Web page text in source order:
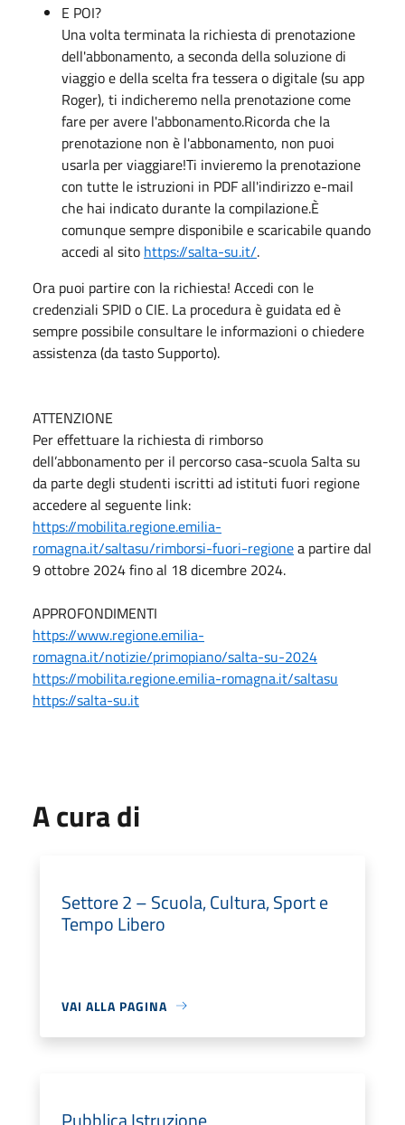
E POI?
Una volta terminata la richiesta di prenotazione
dell'abbonamento, a seconda della soluzione di
viaggio e della scelta fra tessera o digitale (su app
Roger), ti indicheremo nella prenotazione come
fare per avere l'abbonamento.Ricorda che la
prenotazione non è l'abbonamento, non puoi
usarla per viaggiare!Ti invieremo la prenotazione
con tutte le istruzioni in PDF all'indirizzo e-mail
che hai indicato durante la compilazione.È
comunque sempre disponibile e scaricabile quando
accedi al sito https://salta-su.it/.
Ora puoi partire con la richiesta! Accedi con le
credenziali SPID o CIE. La procedura è guidata ed è
sempre possibile consultare le informazioni o chiedere
assistenza (da tasto Supporto).
ATTENZIONE
Per effettuare la richiesta di rimborso
dell’abbonamento per il percorso casa-scuola Salta su
da parte degli studenti iscritti ad istituti fuori regione
accedere al seguente link:
https://mobilita.regione.emilia-
romagna.it/saltasu/rimborsi-fuori-regionea partire dal
9 ottobre 2024 fino al 18 dicembre 2024.
APPROFONDIMENTI
https://www.regione.emilia-
romagna.it/notizie/primopiano/salta-su-2024
https://mobilita.regione.emilia-romagna.it/saltasu
https://salta-su.it
A cura di
Settore 2 – Scuola, Cultura, Sport e
Tempo Libero
VAI ALLA PAGINA